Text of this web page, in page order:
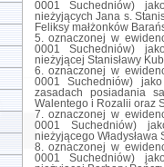
0001 Suchedniów)
nieżyjących Jana s.
Feliksy małżonków
5. oznaczonej w
0001 Suchedniów)
nieżyjącej Stanisławy
6. oznaczonej w
0001 Suchedniów)
zasadach posiadania
Walentego i Rozalii oraz
7. oznaczonej w
0001 Suchedniów)
nieżyjącego Władysława
8. oznaczonej w
0001 Suchedniów)